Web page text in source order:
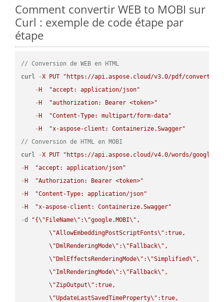
Comment convertir WEB to MOBI sur
Curl : exemple de code étape par
étape
// Conversion de WEB en HTML
curl
-X PUT
"https://api.aspose.cloud/v3.0/pdf/convert/
- H
"accept: application/json"
- H
"authorization: Bearer <token>"
- H
"Content-Type: multipart/form-data"
- H
"x-aspose-client: Containerize.Swagger"
// Conversion de HTML en MOBI
curl
-X PUT
"https://api.aspose.cloud/v4.0/words/
- H
"accept: application/json"
- H
"Authorization: Bearer <token>"
- H
"Content-Type: application/json"
- H
"x-aspose-client: Containerize.Swagger"
-d "{\" FileName\" :\"google.MOBI\" ,
\"AllowEmbeddingPostScriptFonts\" :true,
\" DmlRenderingMode\" :\" Fallback\" ,
\" DmlEffectsRenderingMode\" :\"Simplified\" ,
\"ImlRenderingMode\" :\" Fallback\" ,
\"ZipOutput\" :true,
\"UpdateLastSavedTimeProperty\" :true,